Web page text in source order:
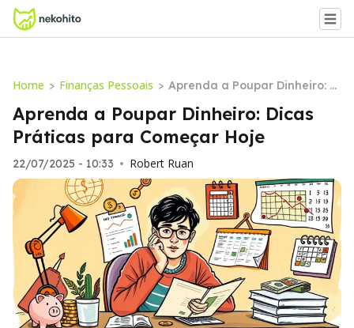
Home > Finanças Pessoais > Aprenda a Poupar Dinheiro: Di
cas Práticas para Começar H
oje
Aprenda a Poupar Dinheiro: Dicas
Práticas para Começar Hoje
22/07/2025 - 10:33 • Robert Ruan